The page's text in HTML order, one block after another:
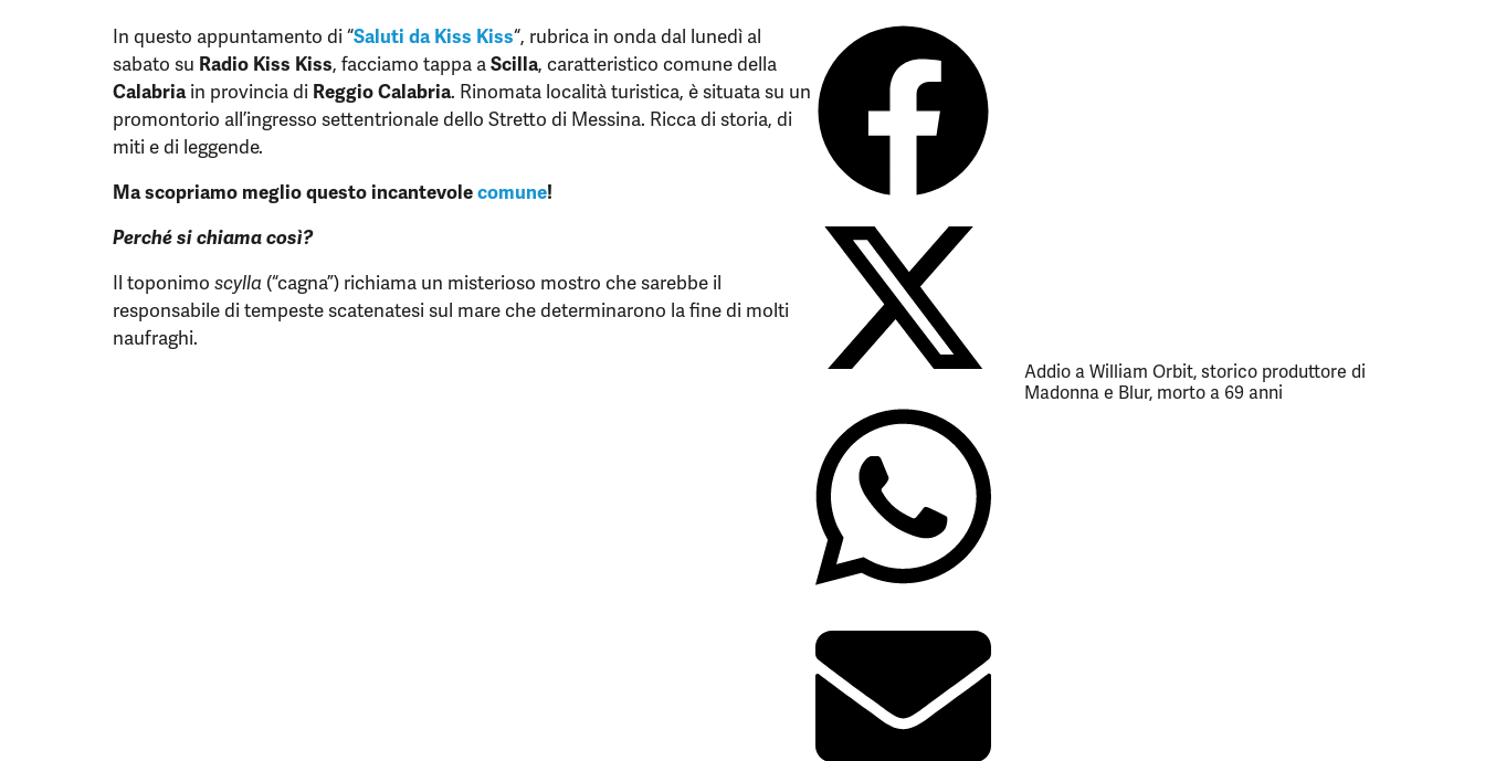
In questo appuntamento di “Saluti da Kiss Kiss“, rubrica in onda dal lunedì al
sabato su Radio Kiss Kiss, facciamo tappa aScilla, caratteristico comune della
Calabriain provincia di Reggio Calabria. Rinomata località turistica, è situata su un
promontorio all’ingresso settentrionale dello Stretto di Messina. Ricca di storia, di
miti e di leggende.
Ma scopriamo meglio questo incantevolecomune!
Perché si chiama così?
Il toponimo scylla (“cagna”) richiama un misterioso mostro che sarebbe il
responsabile di tempeste scatenatesi sul mare che determinarono la fine di molti
naufraghi.
Addio a William Orbit, storico produttore di
Madonna e Blur, morto a 69 anni